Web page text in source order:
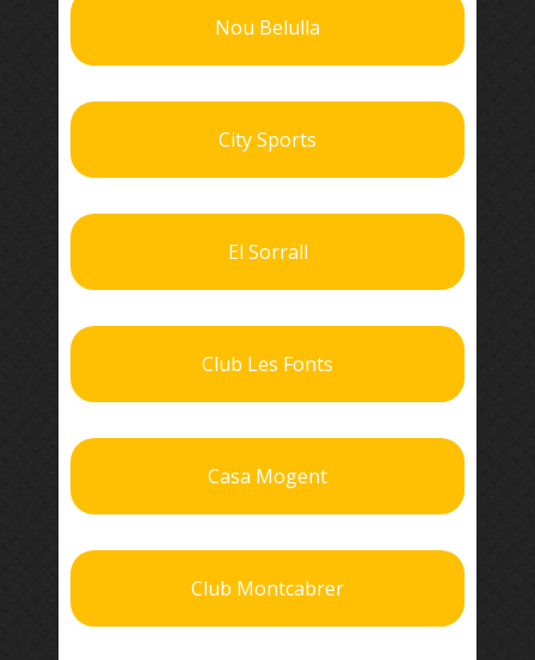
Nou Belulla
City Sports
El Sorrall
Club Les Fonts
Casa Mogent
Club Montcabrer